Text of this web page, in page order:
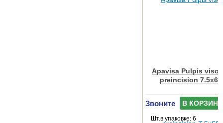
Apavisa Pulpis
preincision 7.5x60
Звоните В КОРЗИНУ
Шт.в упаковке: 6